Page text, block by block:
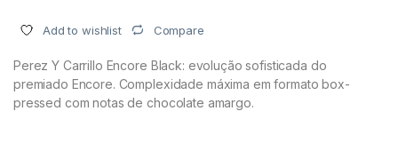
Add to wishlist Compare
Perez Y Carrillo Encore Black: evolução sofisticada do
premiado Encore. Complexidade máxima em formato box-
pressed com notas de chocolate amargo.